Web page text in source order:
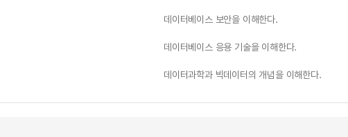
데이터베이스 보안을 이해한다.
데이터베이스 응용 기술을 이해한다.
데이터과학과 빅데이터의 개념을 이해한다.